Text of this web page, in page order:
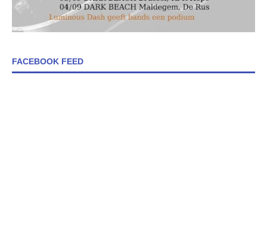
FACEBOOK FEED